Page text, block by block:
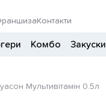
Контакти
Комбо Закуски
Мультивітамін 0.5л